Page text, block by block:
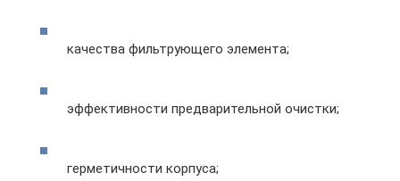
качества фильтрующего элемента;
эффективности предварительной очистки;
герметичности корпуса;